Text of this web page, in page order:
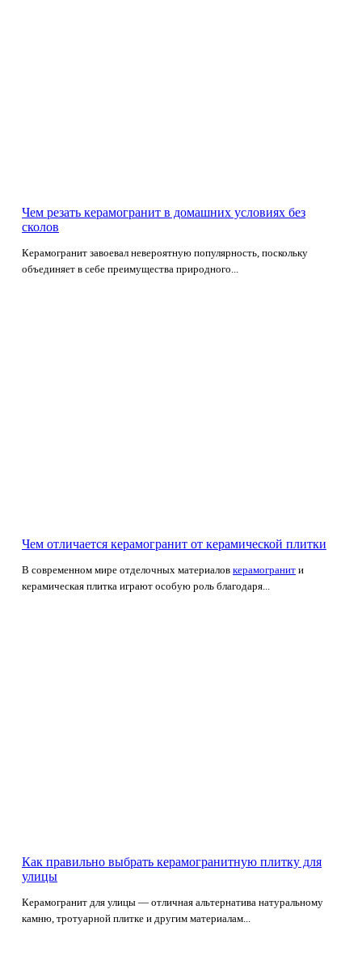
Чем резать керамогранит в домашних условиях без
сколов
Керамогранит завоевал невероятную популярность, поскольку
объединяет в себе преимущества природного...
Чем отличается керамогранит от керамической плитки
В современном мире отделочных материалов керамогранит и
керамическая плитка играют особую роль благодаря...
Как правильно выбрать керамогранитную плитку для
улицы
Керамогранит для улицы — отличная альтернатива натуральному
камню, тротуарной плитке и другим материалам...